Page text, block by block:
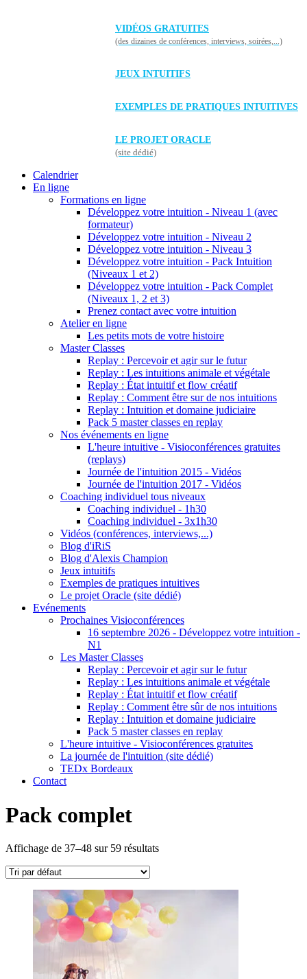
VIDÉOS GRATUITES
(des dizaines de conférences, interviews, soirées,...)
JEUX INTUITIFS
EXEMPLES DE PRATIQUES INTUITIVES
LE PROJET ORACLE
(site dédié)
Calendrier
En ligne
Formations en ligne
Développez votre intuition - Niveau 1 (avec
formateur)
Développez votre intuition - Niveau 2
Développez votre intuition - Niveau 3
Développez votre intuition - Pack Intuition
(Niveaux 1 et 2)
Développez votre intuition - Pack Complet
(Niveaux 1, 2 et 3)
Prenez contact avec votre intuition
Atelier en ligne
Les petits mots de votre histoire
Master Classes
Replay : Percevoir et agir sur le futur
Replay : Les intuitions animale et végétale
Replay : État intuitif et flow créatif
Replay : Comment être sur de nos intuitions
Replay : Intuition et domaine judiciaire
Pack 5 master classes en replay
Nos événements en ligne
L'heure intuitive - Visioconférences gratuites
(replays)
Journée de l'intuition 2015 - Vidéos
Journée de l'intuition 2017 - Vidéos
Coaching individuel tous niveaux
Coaching individuel - 1h30
Coaching individuel - 3x1h30
Vidéos (conférences, interviews,...)
Blog d'iRiS
Blog d'Alexis Champion
Jeux intuitifs
Exemples de pratiques intuitives
Le projet Oracle (site dédié)
Evénements
Prochaines Visioconférences
16 septembre 2026 - Développez votre intuition -
N1
Les Master Classes
Replay : Percevoir et agir sur le futur
Replay : Les intuitions animale et végétale
Replay : État intuitif et flow créatif
Replay : Comment être sûr de nos intuitions
Replay : Intuition et domaine judiciaire
Pack 5 master classes en replay
L'heure intuitive - Visioconférences gratuites
La journée de l'intuition (site dédié)
TEDx Bordeaux
Contact
Pack complet
Affichage de 37–48 sur 59 résultats